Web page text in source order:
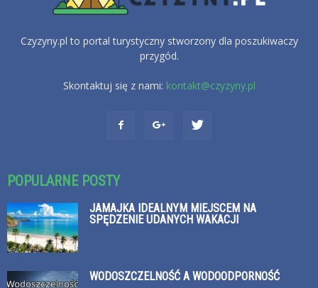
Czyzyny.pl to portal turystyczny stworzony dla poszukiwaczy
przygód.
Skontaktuj się z nami: kontakt@czyzyny.pl
POPULARNE POSTY
JAMAJKA IDEALNYM MIEJSCEM NA
SPĘDZENIE UDANYCH WAKACJI
WODOSZCZELNOŚĆ A WODOODPORNOŚĆ